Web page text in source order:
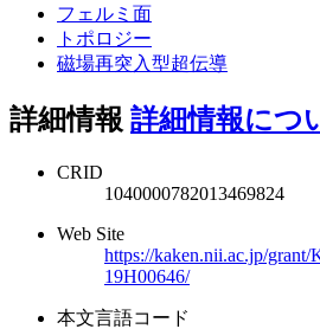
フェルミ面
トポロジー
磁場再突入型超伝導
詳細情報 詳細情報につ
CRID
1040000782013469824
Web Site
https://kaken.nii.ac.jp/
19H00646/
本文言語コード